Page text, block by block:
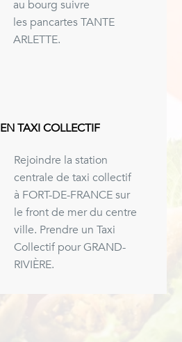
au bourg suivre
les pancartes TANTE
ARLETTE.
EN TAXI COLLECTIF
Rejoindre la station
centrale de taxi collectif
à FORT-DE-FRANCE sur
le front de mer du centre
ville. Prendre un Taxi
Collectif pour GRAND-
RIVIÈRE.